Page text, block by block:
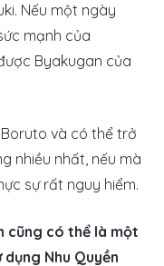
Nếu một ngày
mạnh của
Byakugan của
và có thể trở
nhiều nhất, nếu mà
sự rất nguy hiểm.
cũng có thể là một
Nhu Quyền